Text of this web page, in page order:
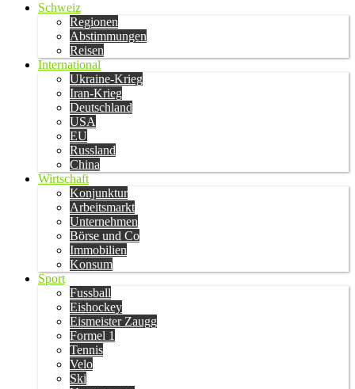
Schweiz
Regionen
Abstimmungen
Reisen
International
Ukraine-Krieg
Iran-Krieg
Deutschland
USA
EU
Russland
China
Wirtschaft
Konjunktur
Arbeitsmarkt
Unternehmen
Börse und Co
Immobilien
Konsum
Sport
Fussball
Eishockey
Eismeister Zaugg
Formel 1
Tennis
Velo
Ski